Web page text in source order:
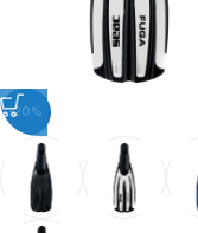
-20%